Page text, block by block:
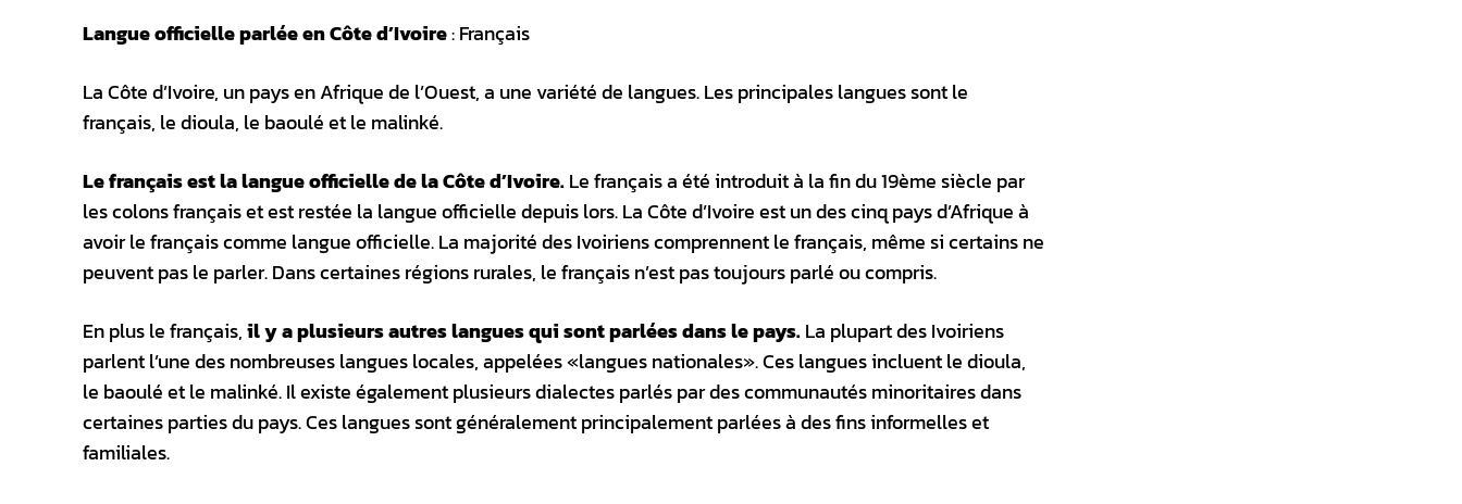
Langue officielle parlée en Côte d’Ivoire: Français
La Côte d’Ivoire, un pays en Afrique de l’Ouest, a une variété de langues. Les principales langues sont le
français, le dioula, le baoulé et le malinké.
Le français est la langue officielle de la Côte d’Ivoire.Le français a été introduit à la fin du 19ème siècle par
les colons français et est restée la langue officielle depuis lors. La Côte d’Ivoire est un des cinq pays d’Afrique à
avoir le français comme langue officielle. La majorité des Ivoiriens comprennent le français, même si certains ne
peuvent pas le parler. Dans certaines régions rurales, le français n’est pas toujours parlé ou compris.
En plus le français,il y a plusieurs autres langues qui sont parlées dans le pays.La plupart des Ivoiriens
parlent l’une des nombreuses langues locales, appelées «langues nationales». Ces langues incluent le dioula,
le baoulé et le malinké. Il existe également plusieurs dialectes parlés par des communautés minoritaires dans
certaines parties du pays. Ces langues sont généralement principalement parlées à des fins informelles et
familiales.